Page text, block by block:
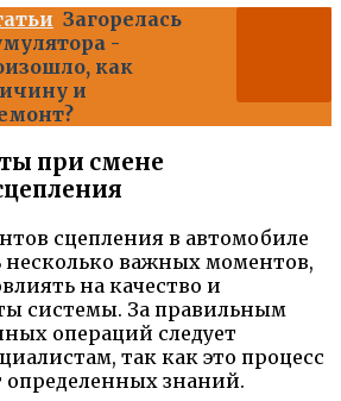
Загорелась
-
как
и
при смене
сцепления в автомобиле
важных моментов,
на качество и
системы. За правильным
операций следует
так как это процесс
определенных знаний.